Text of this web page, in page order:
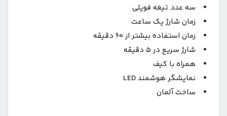
سه عدد تیغه فویلی
زمان شارژ یک ساعت
زمان استفاده بیشتر از 60 دقیقه
شارژ سریع در 5 دقیقه
همراه با کیف
نمایشگر هوشمند LED
ساخت آلمان